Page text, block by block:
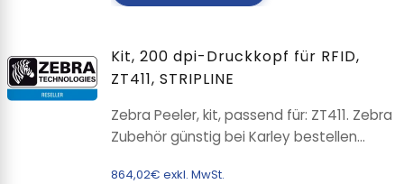
Kit, 200 dpi-Druckkopf für RFID,
ZT411, STRIPLINE
Zebra Peeler, kit, passend für: ZT411. Zebra
Zubehör günstig bei Karley bestellen...
864,02€ exkl. MwSt.